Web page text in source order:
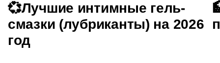
💞Лучшие интимные гель-
смазки (лубриканты) на 2026
год